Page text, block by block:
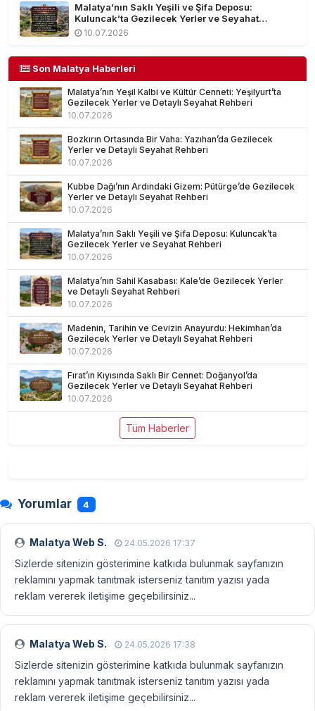
Malatya’nın Saklı Yeşili ve Şifa Deposu:
Kuluncak’ta Gezilecek Yerler ve Seyahat
Rehberi
10.07.2026
Son Malatya Haberleri
Malatya’nın Yeşil Kalbi ve Kültür Cenneti: Yeşilyurt’ta
Gezilecek Yerler ve Detaylı Seyahat Rehberi
10.07.2026
Bozkırın Ortasında Bir Vaha: Yazıhan’da Gezilecek
Yerler ve Detaylı Seyahat Rehberi
10.07.2026
Kubbe Dağı’nın Ardındaki Gizem: Pütürge’de Gezilecek
Yerler ve Detaylı Seyahat Rehberi
10.07.2026
Malatya’nın Saklı Yeşili ve Şifa Deposu: Kuluncak’ta
Gezilecek Yerler ve Seyahat Rehberi
10.07.2026
Malatya’nın Sahil Kasabası: Kale’de Gezilecek Yerler
ve Detaylı Seyahat Rehberi
10.07.2026
Madenin, Tarihin ve Cevizin Anayurdu: Hekimhan’da
Gezilecek Yerler ve Detaylı Seyahat Rehberi
10.07.2026
Fırat’ın Kıyısında Saklı Bir Cennet: Doğanyol’da
Gezilecek Yerler ve Detaylı Seyahat Rehberi
10.07.2026
Tüm Haberler
Yorumlar 4
Malatya Web S. 24.05.2026 17:37
Sizlerde sitenizin gösterimine katkıda bulunmak sayfanızın
reklamını yapmak tanıtmak isterseniz tanıtım yazısı yada
reklam vererek iletişime geçebilirsiniz...
Malatya Web S. 24.05.2026 17:38
Sizlerde sitenizin gösterimine katkıda bulunmak sayfanızın
reklamını yapmak tanıtmak isterseniz tanıtım yazısı yada
reklam vererek iletişime geçebilirsiniz...